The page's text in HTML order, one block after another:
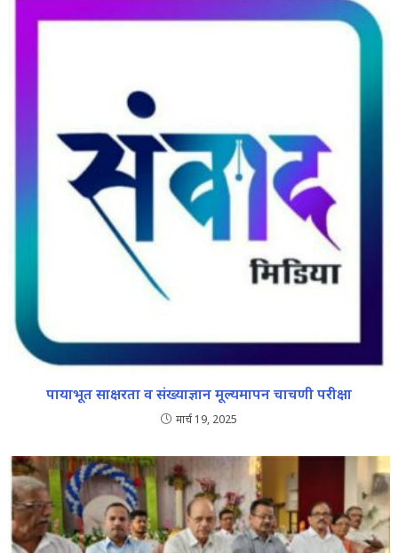
पायाभूत साक्षरता व संख्याज्ञान मूल्यमापन चाचणी परीक्षा
मार्च 19, 2025